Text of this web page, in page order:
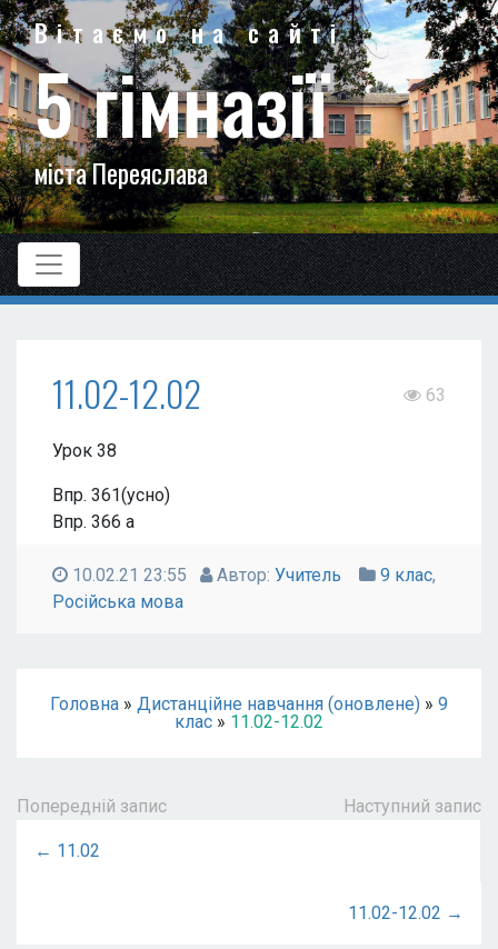
Вітаємо на сайті
5 гімназії
міста Переяслава
11.02-12.02 63
Урок 38
Впр. 361(усно)
Впр. 366 а
10.02.21 23:55 Автор: Учитель 9 клас,
Російська мова
Головна » Дистанційне навчання (оновлене) » 9
клас » 11.02-12.02
Попередній запис Наступний запис
← 11.02
11.02-12.02 →